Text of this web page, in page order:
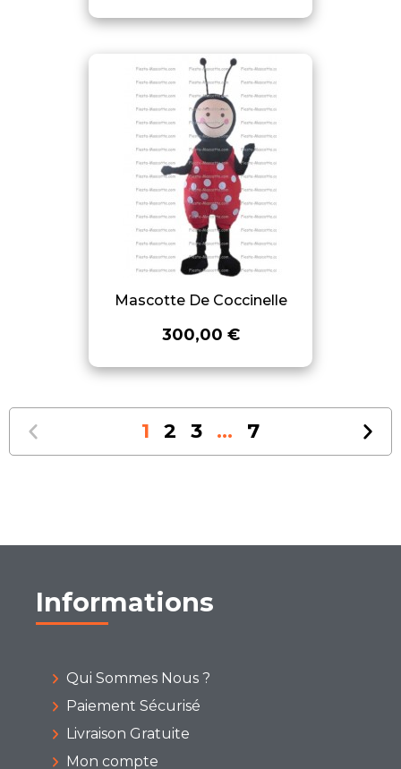
Mascotte De Coccinelle
300,00 €
1 2 3 … 7
Informations
Qui Sommes Nous ?
Paiement Sécurisé
Livraison Gratuite
Mon compte